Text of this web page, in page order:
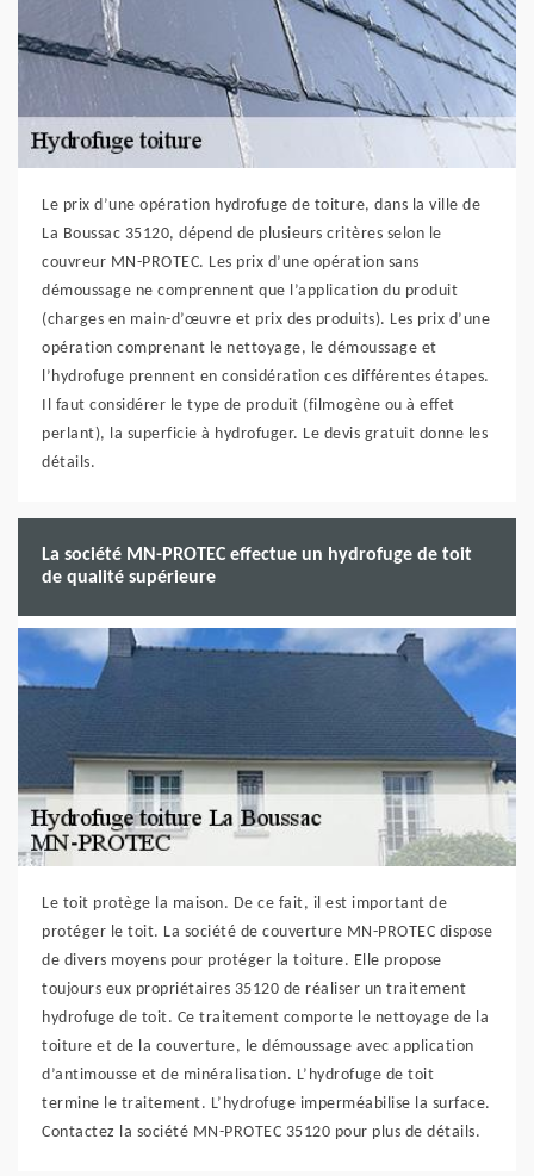
Le prix d’une opération hydrofuge de toiture, dans la ville de
La Boussac 35120, dépend de plusieurs critères selon le
couvreur MN-PROTEC. Les prix d’une opération sans
démoussage ne comprennent que l’application du produit
(charges en main-d’œuvre et prix des produits). Les prix d’une
opération comprenant le nettoyage, le démoussage et
l’hydrofuge prennent en considération ces différentes étapes.
Il faut considérer le type de produit (filmogène ou à effet
perlant), la superficie à hydrofuger. Le devis gratuit donne les
détails.
La société MN-PROTEC effectue un hydrofuge de toit
de qualité supérieure
Le toit protège la maison. De ce fait, il est important de
protéger le toit. La société de couverture MN-PROTEC dispose
de divers moyens pour protéger la toiture. Elle propose
toujours eux propriétaires 35120 de réaliser un traitement
hydrofuge de toit. Ce traitement comporte le nettoyage de la
toiture et de la couverture, le démoussage avec application
d’antimousse et de minéralisation. L’hydrofuge de toit
termine le traitement. L’hydrofuge imperméabilise la surface.
Contactez la société MN-PROTEC 35120 pour plus de détails.